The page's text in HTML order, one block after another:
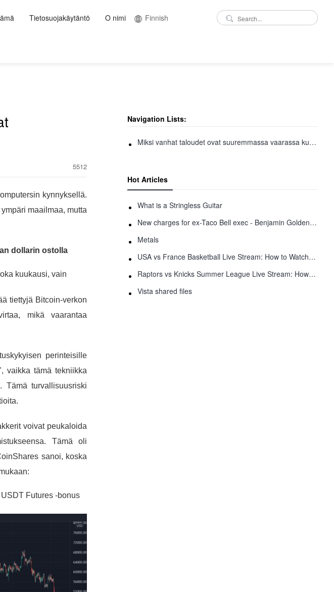
Tietosuojakäytäntö O nimi Finnish
5512
kynnyksellä.
maailmaa, mutta
dollarin ostolla
kuukausi, vain
tiettyjä Bitcoin-verkon
mikä vaarantaa
perinteisille
vaikka tämä tekniikka
Tämä turvallisuusriski
voivat peukaloida
Tämä oli
sanoi, koska
Futures -bonus
Navigation Lists:
Miksi vanhat taloudet ovat suuremmassa vaarassa kuin kvanttitietokoneiden Bitcoin
Hot Articles
What is a Stringless Guitar
New charges for ex-Taco Bell exec - Benjamin Golden - in Uber fracas
Metals
USA vs France Basketball Live Stream: How to Watch Online
Raptors vs Knicks Summer League Live Stream: How to Watch
Vista shared files